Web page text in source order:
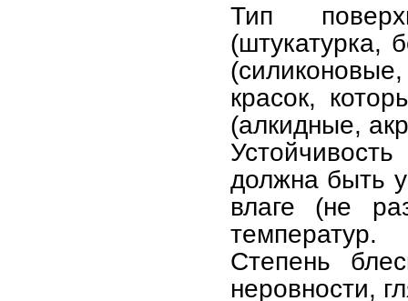
Тип
(штукатурка,
красок,
(алкидные,
должна быть
влаге (не
температур.
Степень
неровности,